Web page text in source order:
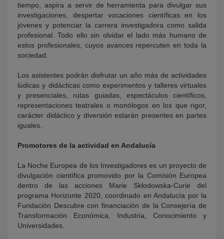
tiempo, aspira a servir de herramienta para divulgar sus
investigaciones, despertar vocaciones científicas en los
jóvenes y potenciar la carrera investigadora como salida
profesional. Todo ello sin olvidar el lado más humano de
estos profesionales, cuyos avances repercuten en toda la
sociedad.
Los asistentes podrán disfrutar un año más de actividades
lúdicas y didácticas como experimentos y talleres virtuales
y presenciales, rutas guiadas, espectáculos científicos,
representaciones teatrales o monólogos en los que rigor,
carácter didáctico y diversión estarán presentes en partes
iguales.
Promotores de la actividad en Andalucía
La Noche Europea de los Investigadores es un proyecto de
divulgación científica promovido por la Comisión Europea
dentro de las acciones Marie Skłodowska-Curie del
programa Horizonte 2020, coordinado en Andalucía por la
Fundación Descubre con financiación de la Consejería de
Transformación Económica, Industria, Conocimiento y
Universidades.